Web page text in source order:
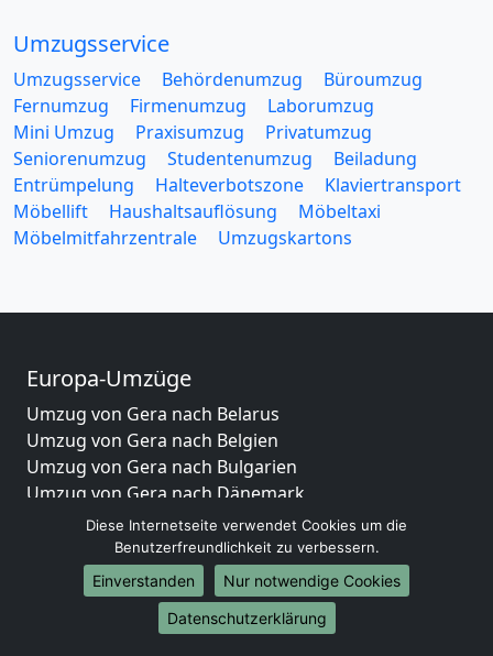
Umzugsservice
Umzugsservice Behördenumzug
Büroumzug
Fernumzug
Firmenumzug
Laborumzug
Mini Umzug
Praxisumzug
Privatumzug
Seniorenumzug
Studentenumzug
Beiladung
Entrümpelung
Halteverbotszone
Klaviertransport
Möbellift
Haushaltsauflösung
Möbeltaxi
Möbelmitfahrzentrale
Umzugskartons
Europa-Umzüge
Umzug von Gera nach Belarus
Umzug von Gera nach Belgien
Umzug von Gera nach Bulgarien
Umzug von Gera nach Dänemark
Umzug von Gera nach England
Umzug von Gera nach Portugal
Umzug von Gera nach Bosnien und Herzegowina
Umzug von Gera nach Irland
Umzug von Gera nach Lettland
Diese Internetseite verwendet Cookies um die
Benutzerfreundlichkeit zu verbessern.
Einverstanden
Nur notwendige Cookies
Datenschutzerklärung